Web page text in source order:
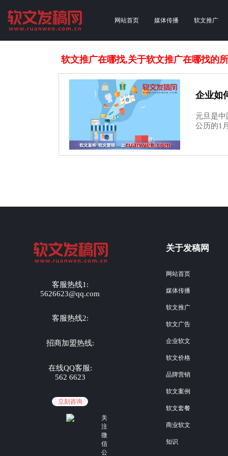
网站首页 媒体传播 软文推广
软文推广在哪找,关于软文推广在哪找的
企业如
元旦是
公历的1
客服热线1:
5626623@qq.com
客服热线2:
招商加盟热线:
在线QQ客服:
562 6623
立刻咨询
关
注
微
信
公
关于发稿网
网站首页
媒体传播
软文推广
软文广告
企业软文
软文价格
品牌营销
软文案例
软文套餐
商业软文
知识